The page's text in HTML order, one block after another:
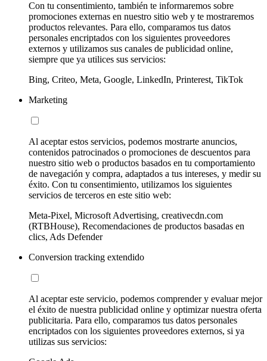
Con tu consentimiento, también te informaremos sobre
promociones externas en nuestro sitio web y te mostraremos
productos relevantes. Para ello, comparamos tus datos
personales encriptados con los siguientes proveedores
externos y utilizamos sus canales de publicidad online,
siempre que ya utilices sus servicios:
Bing, Criteo, Meta, Google, LinkedIn, Printerest, TikTok
Marketing
Al aceptar estos servicios, podemos mostrarte anuncios,
contenidos patrocinados o promociones de descuentos para
nuestro sitio web o productos basados en tu comportamiento
de navegación y compra, adaptados a tus intereses, y medir su
éxito. Con tu consentimiento, utilizamos los siguientes
servicios de terceros en este sitio web:
Meta-Pixel, Microsoft Advertising, creativecdn.com
(RTBHouse), Recomendaciones de productos basadas en
clics, Ads Defender
Conversion tracking extendido
Al aceptar este servicio, podemos comprender y evaluar mejor
el éxito de nuestra publicidad online y optimizar nuestra oferta
publicitaria. Para ello, comparamos tus datos personales
encriptados con los siguientes proveedores externos, si ya
utilizas sus servicios: